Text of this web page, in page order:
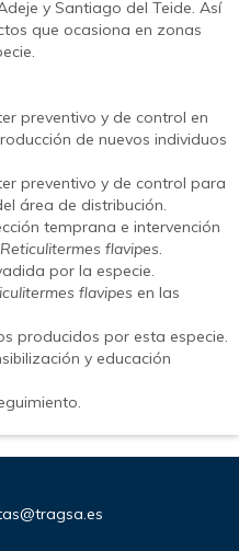
y Santiago del Teide. Así
que ocasiona en zonas
preventivo y de control en
de nuevos individuos
preventivo y de control para
área de distribución.
temprana e intervención
Reticulitermes flavipes.
por la especie.
flavipes en las
producidos por esta especie.
y educación